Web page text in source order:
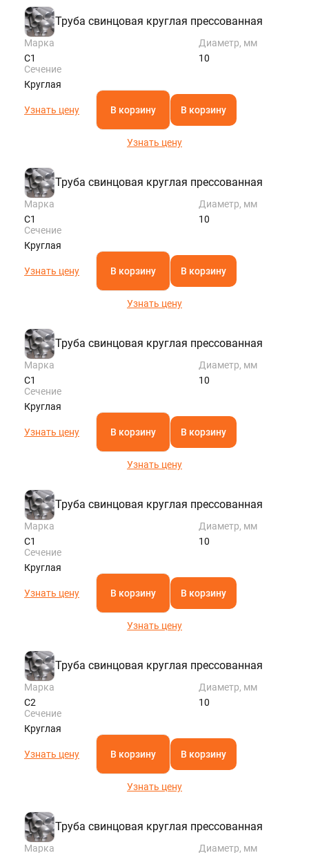
Труба свинцовая круглая прессованная
Марка
С1
Диаметр, мм
10
Сечение
Круглая
Узнать цену В корзину В корзину
Узнать цену
Труба свинцовая круглая прессованная
Марка
С1
Диаметр, мм
10
Сечение
Круглая
Узнать цену В корзину В корзину
Узнать цену
Труба свинцовая круглая прессованная
Марка
С1
Диаметр, мм
10
Сечение
Круглая
Узнать цену В корзину В корзину
Узнать цену
Труба свинцовая круглая прессованная
Марка
С1
Диаметр, мм
10
Сечение
Круглая
Узнать цену В корзину В корзину
Узнать цену
Труба свинцовая круглая прессованная
Марка
С2
Диаметр, мм
10
Сечение
Круглая
Узнать цену В корзину В корзину
Узнать цену
Труба свинцовая круглая прессованная
Марка
Диаметр, мм